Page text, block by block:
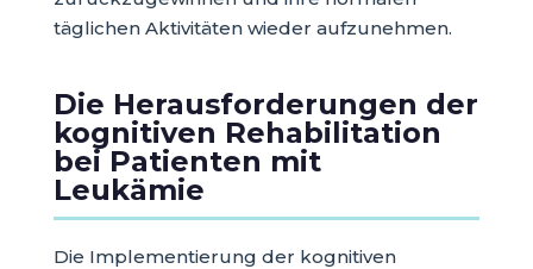
täglichen Aktivitäten wieder aufzunehmen.
Die Herausforderungen der
kognitiven Rehabilitation
bei Patienten mit
Leukämie
Die Implementierung der kognitiven